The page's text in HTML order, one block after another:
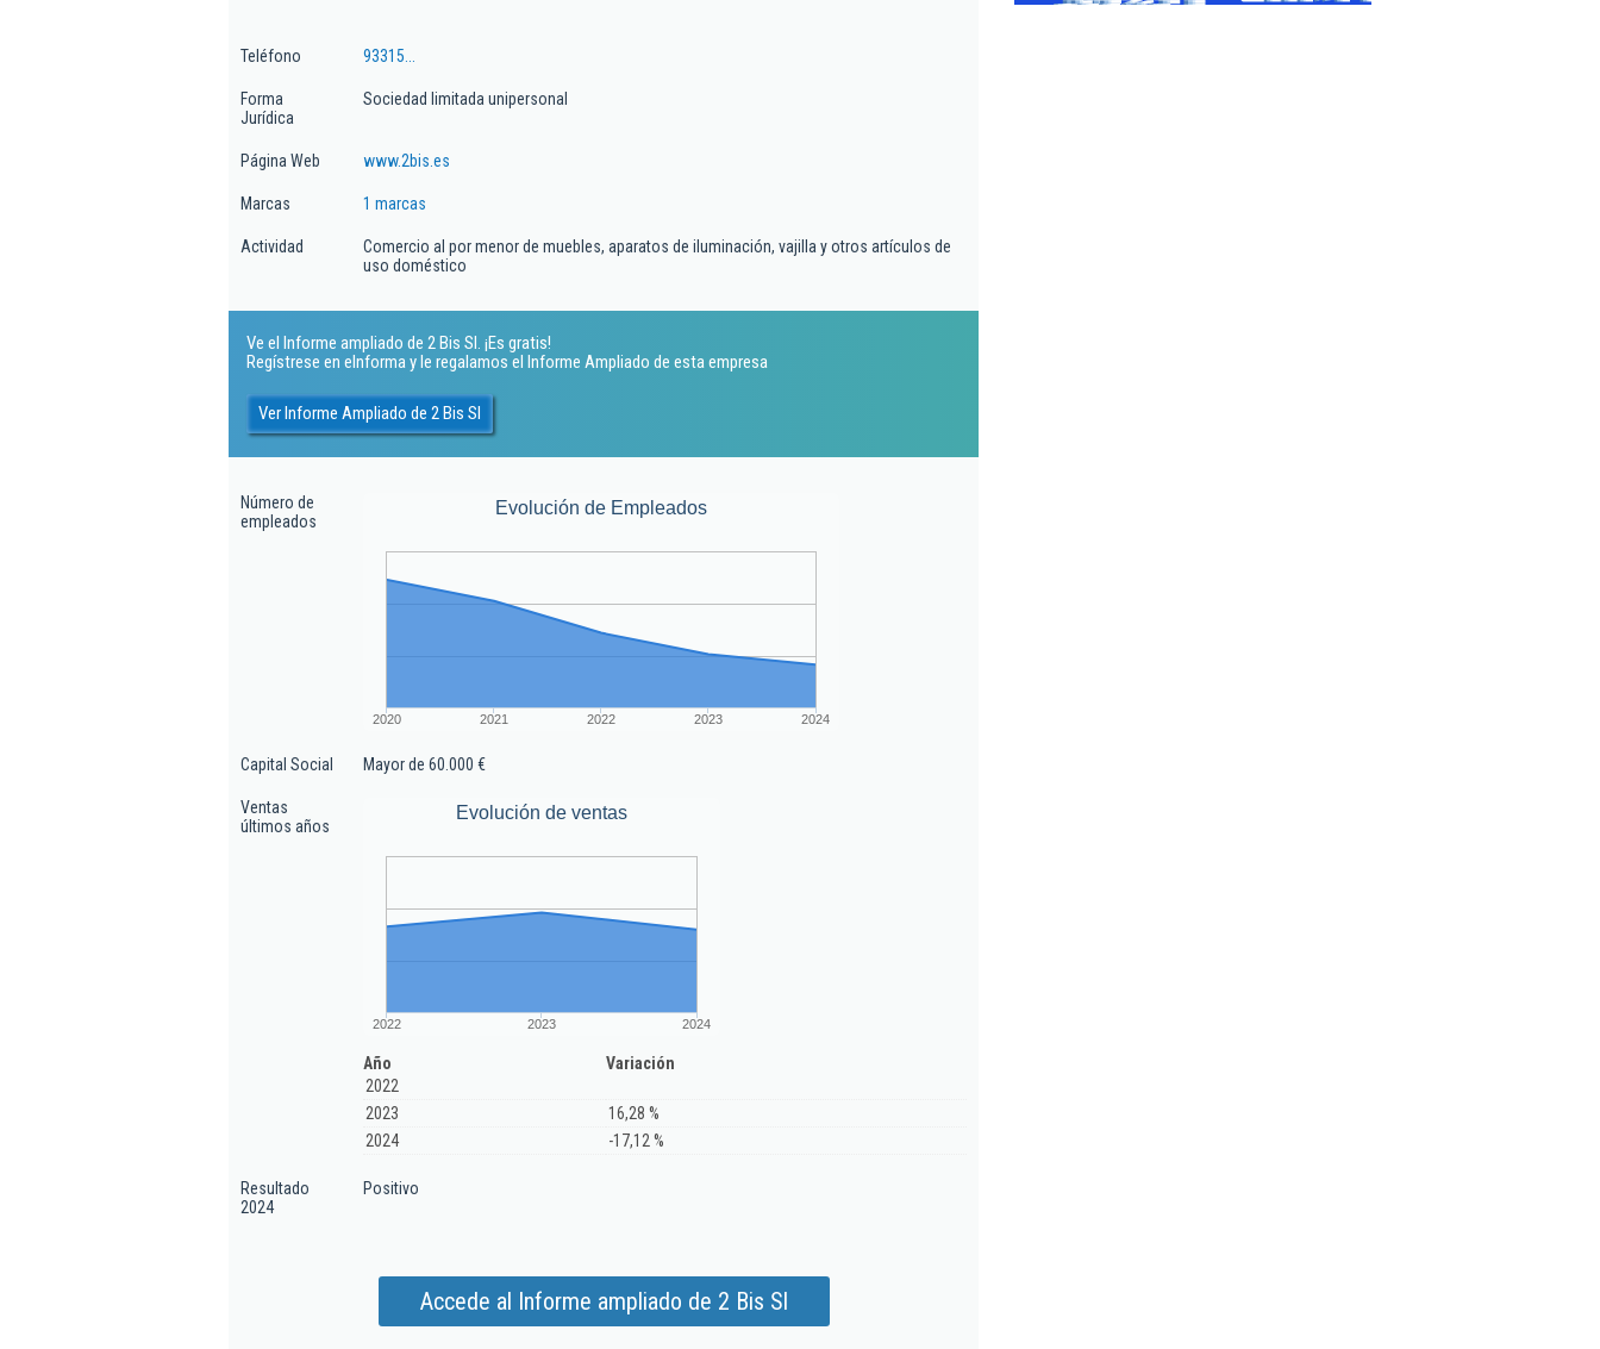
Teléfono 93315...
Forma
Jurídica
Sociedad limitada unipersonal
Página Web www.2bis.es
Marcas 1 marcas
Actividad
Comercio al por menor de muebles, aparatos de iluminación, vajilla y otros artículos de
uso doméstico
Ve el Informe ampliado de 2 Bis Sl. ¡Es gratis!
Regístrese en eInforma y le regalamos el Informe Ampliado de esta empresa
Ver Informe Ampliado de 2 Bis Sl
Número de
empleados
Evolución de Empleados
2020 2021 2022 2023 2024
Capital Social Mayor de 60.000 €
Ventas
últimos años
Evolución de ventas
2022 2023 2024
Año
Variación
2022
2023
16,28 %
2024
-17,12 %
Resultado
2024
Positivo
Accede al Informe ampliado de 2 Bis Sl